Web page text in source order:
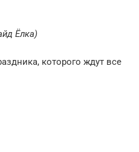
Ёлка)
которого ждут все